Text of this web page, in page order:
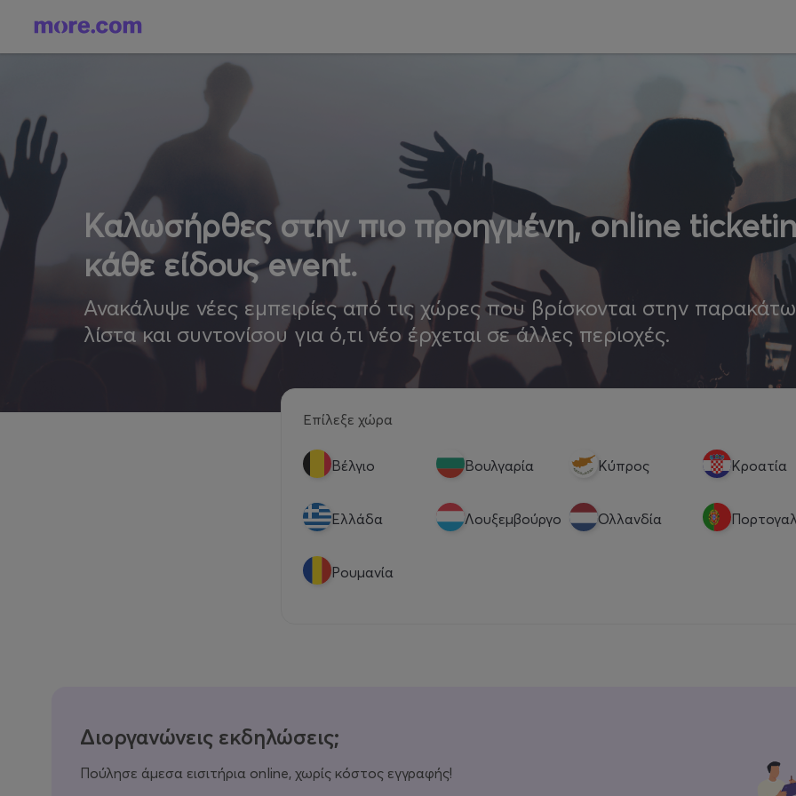
Καλωσήρθες στην πιο προηγμένη, online
κάθε είδους event.
Ανακάλυψε νέες εμπειρίες από τις χώρες που βρίσκονται στην παρακάτω
λίστα και συντονίσου για ό,τι νέο έρχεται σε άλλες περιοχές.
Επίλεξε χώρα
Βέλγιο Βουλγαρία Κύπρος Κροατία
Eλλάδα Λουξεμβούργο Ολλανδία
Ρουμανία
Διοργανώνεις εκδηλώσεις;
Πούλησε άμεσα εισιτήρια online, χωρίς κόστος εγγραφής!